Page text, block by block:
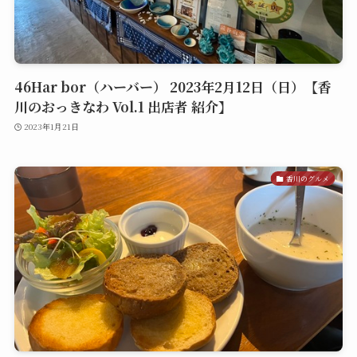
46Har bor（ハーバー） 2023年2月12日（日）【香
川のおっきなわ Vol.1 出店者 紹介】
2023年1月21日
香川のグルメ